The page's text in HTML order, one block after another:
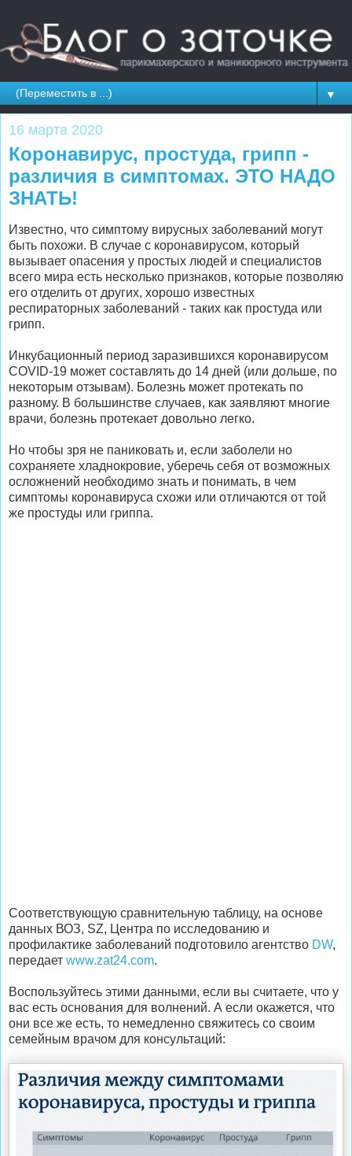
▼
16 марта 2020
Коронавирус, простуда, грипп -
различия в симптомах. ЭТО НАДО
ЗНАТЬ!
Известно, что симптому вирусных заболеваний могут
быть похожи. В случае с коронавирусом, который
вызывает опасения у простых людей и специалистов
всего мира есть несколько признаков, которые позволяю
его отделить от других, хорошо известных
респираторных заболеваний - таких как простуда или
грипп.
Инкубационный период заразившихся коронавирусом
COVID-19 может составлять до 14 дней (или дольше, по
некоторым отзывам). Болезнь может протекать по
разному. В большинстве случаев, как заявляют многие
врачи, болезнь протекает довольно легко.
Но чтобы зря не паниковать и, если заболели но
сохраняете хладнокровие, уберечь себя от возможных
осложнений необходимо знать и понимать, в чем
симптомы коронавируса схожи или отличаются от той
же простуды или гриппа.
Соответствующую сравнительную таблицу, на основе
данных ВОЗ, SZ, Центра по исследованию и
профилактике заболеваний подготовило агентство DW,
передает www.zat24.com.
Воспользуйтесь этими данными, если вы считаете, что у
вас есть основания для волнений. А если окажется, что
они все же есть, то немедленно свяжитесь со своим
семейным врачом для консультаций: